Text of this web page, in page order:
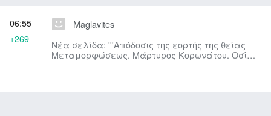
Maglavites
Νέα σελίδα: '''Απόδοσις της εορτής της θείας
Μεταμορφώσεως. Μάρτυρος Κορωνάτου. Οσίων
06:55
+269